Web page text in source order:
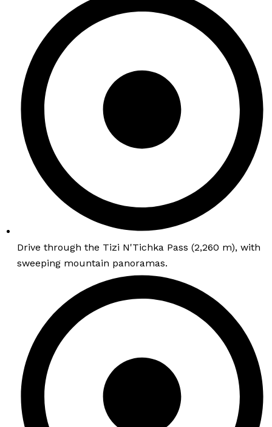
Drive through the Tizi N'Tichka Pass (2,260 m), with
sweeping mountain panoramas.